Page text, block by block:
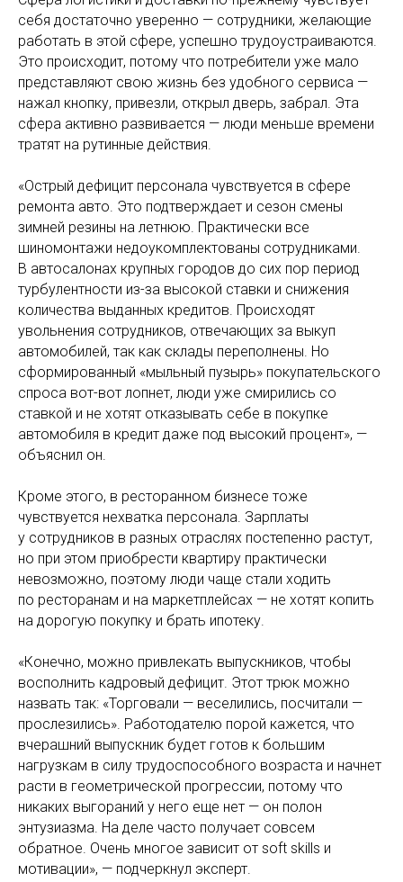
себя достаточно уверенно — сотрудники, желающие
работать в этой сфере, успешно трудоустраиваются.
Это происходит, потому что потребители уже мало
представляют свою жизнь без удобного сервиса —
нажал кнопку, привезли, открыл дверь, забрал. Эта
сфера активно развивается — люди меньше времени
тратят на рутинные действия.
«Острый дефицит персонала чувствуется в сфере
ремонта авто. Это подтверждает и сезон смены
зимней резины на летнюю. Практически все
шиномонтажи недоукомплектованы сотрудниками.
В автосалонах крупных городов до сих пор период
турбулентности из-за высокой ставки и снижения
количества выданных кредитов. Происходят
увольнения сотрудников, отвечающих за выкуп
автомобилей, так как склады переполнены. Но
сформированный «мыльный пузырь» покупательского
спроса вот-вот лопнет, люди уже смирились со
ставкой и не хотят отказывать себе в покупке
автомобиля в кредит даже под высокий процент», —
объяснил он.
Кроме этого, в ресторанном бизнесе тоже
чувствуется нехватка персонала. Зарплаты
у сотрудников в разных отраслях постепенно растут,
но при этом приобрести квартиру практически
невозможно, поэтому люди чаще стали ходить
по ресторанам и на маркетплейсах — не хотят копить
на дорогую покупку и брать ипотеку.
«Конечно, можно привлекать выпускников, чтобы
восполнить кадровый дефицит. Этот трюк можно
назвать так: «Торговали — веселились, посчитали —
прослезились». Работодателю порой кажется, что
вчерашний выпускник будет готов к большим
нагрузкам в силу трудоспособного возраста и начнет
расти в геометрической прогрессии, потому что
никаких выгораний у него еще нет — он полон
энтузиазма. На деле часто получает совсем
обратное. Очень многое зависит от soft skills и
мотивации», — подчеркнул эксперт.